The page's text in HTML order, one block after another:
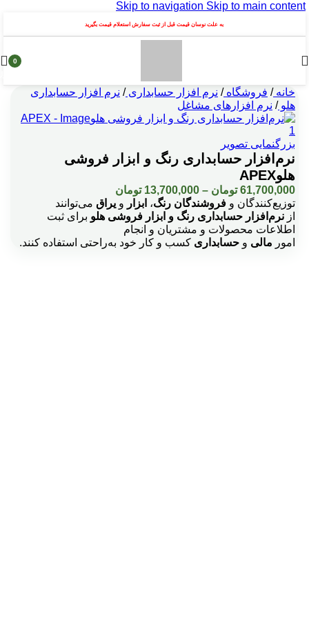
Skip to navigation Skip to main content
به علت نوسان قیمت قبل از ثبت سفارش استعلام قیمت بگیرید
0
خانه/ فروشگاه/ نرم افزار حسابداری/ نرم افزار حسابداری
هلو/ نرم افزارهای مشاغل
بزرگنمایی تصویر
نرم‌افزار حسابداری رنگ و ابزار فروشی
هلوAPEX
61,700,000 تومان –
13,700,000 تومان
range:
13,700,000 تومان
through
61,700,000 تومان
توزيع‌كنندگان و فروشندگان رنگ، ابزار و یراق می‌توانند
از نرم‌افزار حسابداری رنگ و ابزار فروشی هلو برای ثبت
اطلاعات محصولات و مشتریان و انجام
امور مالی و حسابداری کسب و کار خود به‌راحتی استفاده کنند.